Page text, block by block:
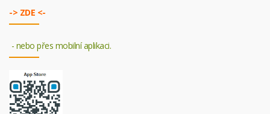
-> ZDE <-
- nebo přes mobilní aplikaci.